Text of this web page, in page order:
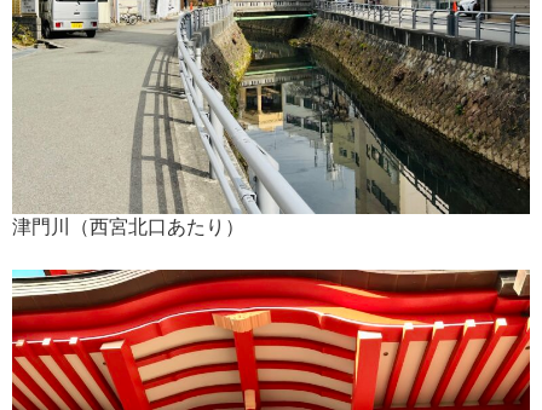
津門川（西宮北口あたり）